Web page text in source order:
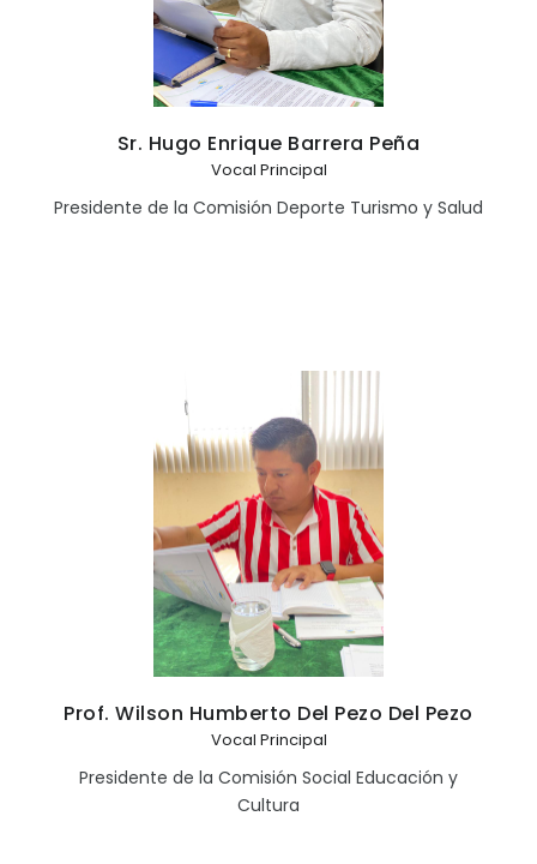
Sr. Hugo Enrique Barrera Peña
Vocal Principal
Presidente de la Comisión Deporte Turismo y Salud
Prof. Wilson Humberto Del Pezo Del Pezo
Vocal Principal
Presidente de la Comisión Social Educación y
Cultura